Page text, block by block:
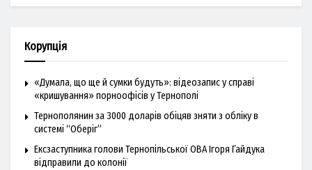
Корупція
«Думала, що ще й сумки будуть»: відеозапис у справі
«кришування» порноофісів у Тернополі
Тернополянин за 3000 доларів обіцяв зняти з обліку в
системі “Оберіг”
Ексзаступника голови Тернопільської ОВА Ігоря Гайдука
відправили до колонії